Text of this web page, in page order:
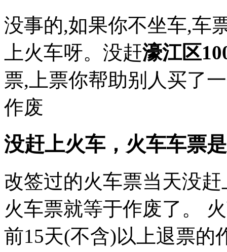
没事的,如果你不坐车,车
上火车呀。没赶濠江区
票,上票你帮助别人买了
作废
没赶上火车，火车车票
改签过的火车票当天没
火车票就等于作废了。
前15天(不含)以上退票的